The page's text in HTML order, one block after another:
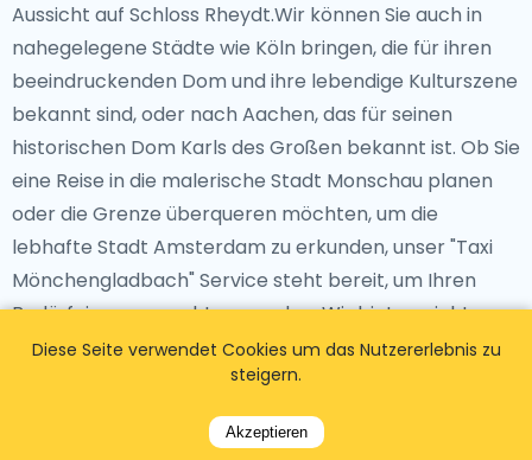
Aussicht auf Schloss Rheydt.Wir können Sie auch in
nahegelegene Städte wie Köln bringen, die für ihren
beeindruckenden Dom und ihre lebendige Kulturszene
bekannt sind, oder nach Aachen, das für seinen
historischen Dom Karls des Großen bekannt ist. Ob Sie
eine Reise in die malerische Stadt Monschau planen
oder die Grenze überqueren möchten, um die
lebhafte Stadt Amsterdam zu erkunden, unser "Taxi
Mönchengladbach" Service steht bereit, um Ihren
Bedürfnissen gerecht zu werden. Wir bieten nicht nur
Transfers vom Flughafen zu Hotels an, sondern auch
Fahrten zu allen wichtigen Touristenzielen, um eine
komfortable und zuverlässige Reise jedes Mal zu
gewährleisten. Buchen Sie jetzt und genießen Sie eine
Diese Seite verwendet Cookies um das Nutzererlebnis zu
steigern.
Akzeptieren